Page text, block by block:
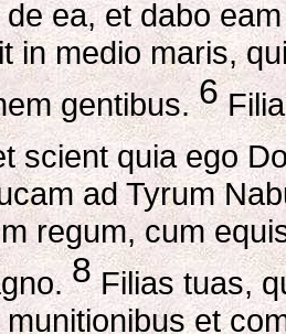
ea, et dabo
in medio maris,
gentibus.6
scient quia ego
ad Tyrum
regum, cum
8Filias tuas,
et